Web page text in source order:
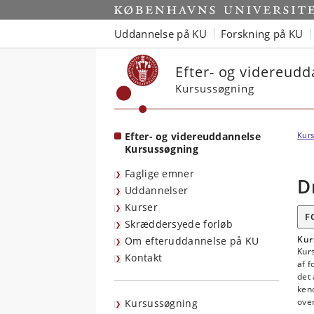
Start
Uddannelse på KU Forskning på KU
Efter- og
Kursussøgning
Efter- og videreuddannelse
Kursussøgning
Faglige emner
Uddannelser
Kurser
Skræddersyede forløb
Om efteruddannelse på KU
Kontakt
Kursussøgning
af
det